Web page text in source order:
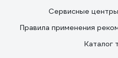
Сервисные
Правила применения
Каталог